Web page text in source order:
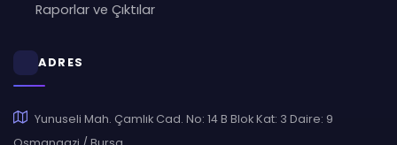
Raporlar ve Çıktılar
ADRES
Yunuseli Mah. Çamlık Cad. No: 14 B Blok Kat: 3 Daire: 9